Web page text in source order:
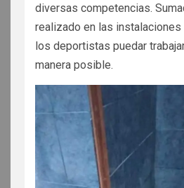
diversas competencias.
realizado en las instalaciones
los deportistas puedar
manera posible.